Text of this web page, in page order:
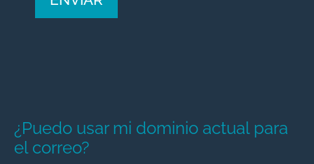
r
n
¿Puedo usar mi dominio actual para
el correo?